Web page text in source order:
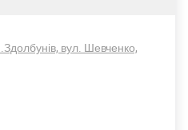
вул. Шевченко,